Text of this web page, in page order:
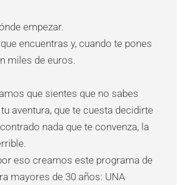
empezar.
encuentras y, cuando te pones
miles de euros.
que sientes que no sabes
aventura, que te cuesta decidirte
nada que te convenza, la
eso creamos este programa de
mayores de 30 años: UNA